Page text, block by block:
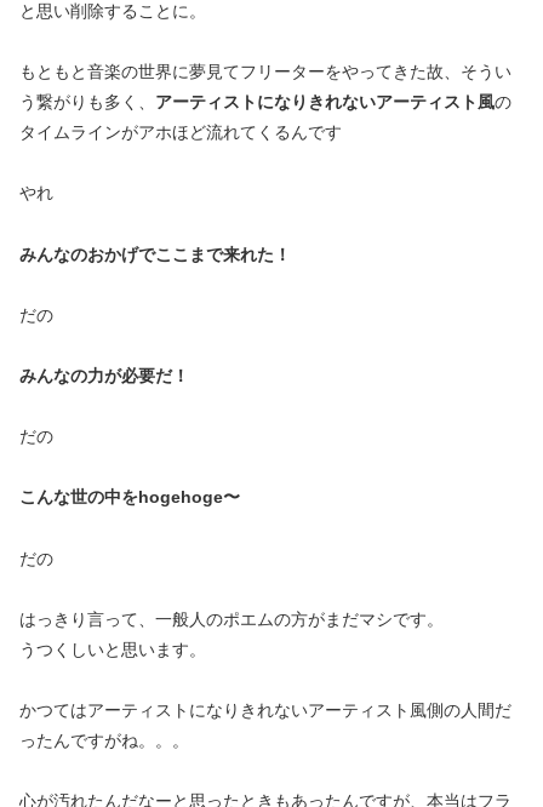
と思い削除することに。
もともと音楽の世界に夢見てフリーターをやってきた故、そうい
う繋がりも多く、 アーティストになりきれないアーティスト風の
タイムラインがアホほど流れてくるんです
やれ
みんなのおかげでここまで来れた！
だの
みんなの力が必要だ！
だの
こんな世の中をhogehoge〜
だの
はっきり言って、一般人のポエムの方がまだマシです。
うつくしいと思います。
かつてはアーティストになりきれないアーティスト風側の人間だ
ったんですがね。。。
心が汚れたんだなーと思ったときもあったんですが、本当はフラ